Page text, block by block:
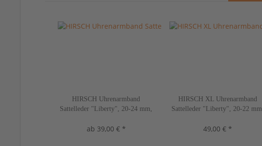
HIRSCH Uhrenarmband
Sattelleder "Liberty", 20-24 mm,
ab 39,00 € *
HIRSCH XL Uhrenarmband
Sattelleder "Liberty", 20-22 mm,
49,00 € *